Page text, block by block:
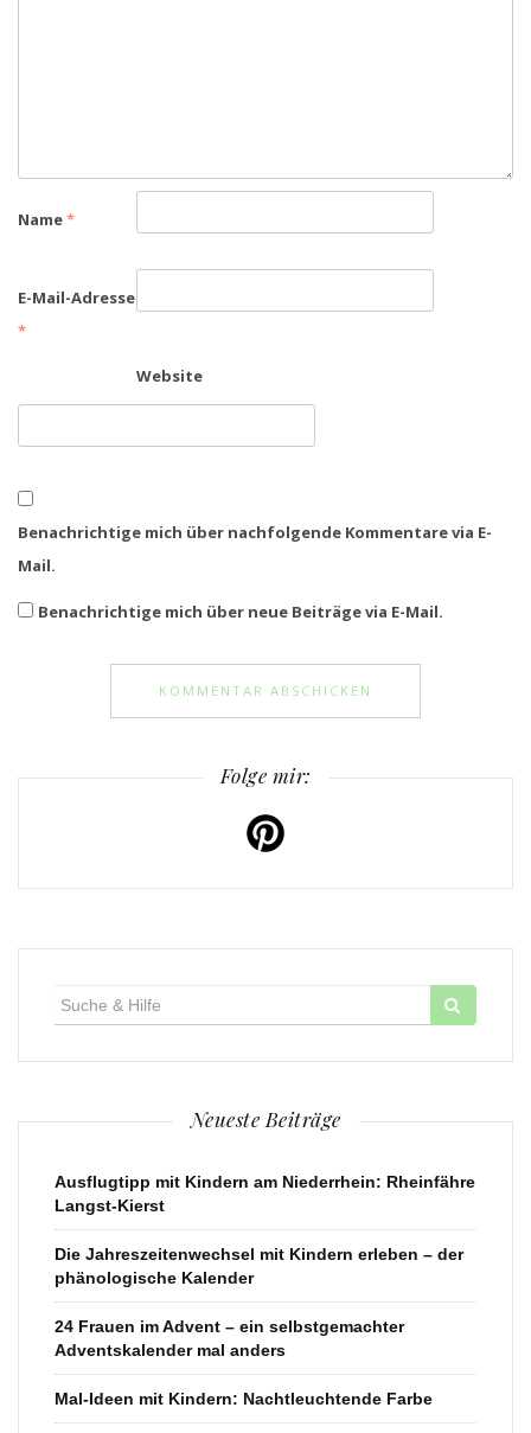
Name*
E-Mail-Adresse
*
Website
Benachrichtige mich über nachfolgende Kommentare via E-
Mail.
Benachrichtige mich über neue Beiträge via E-Mail.
Folge mir:
für:
Neueste Beiträge
Ausflugtipp mit Kindern am Niederrhein: Rheinfähre
Langst-Kierst
Die Jahreszeitenwechsel mit Kindern erleben – der
phänologische Kalender
24 Frauen im Advent – ein selbstgemachter
Adventskalender mal anders
Mal-Ideen mit Kindern: Nachtleuchtende Farbe